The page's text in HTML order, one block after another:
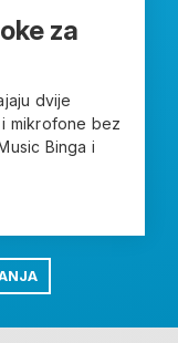
za
dvije
mikrofone bez
Binga i